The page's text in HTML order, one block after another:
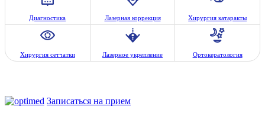
Диагностика Лазерная коррекция Хирургия катаракты
Хирургия сетчатки Лазерное укрепление Ортокератология
Записаться на прием